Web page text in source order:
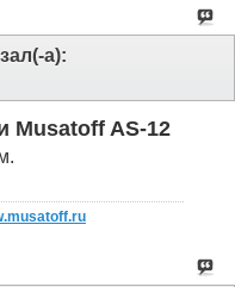
а):
Musatoff AS-12